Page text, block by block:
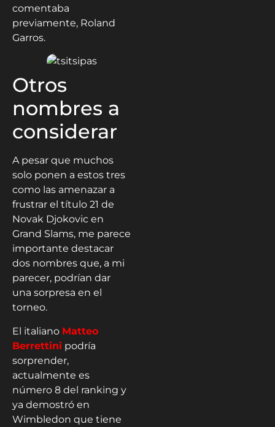
comentaba
previamente, Roland
Garros.
Otros
nombres a
considerar
A pesar que muchos
solo ponen a estos tres
como las amenazar a
frustrar el título 21 de
Novak Djokovic en
Grand Slams, me parece
importante destacar
dos nombres que, a mi
parecer, podrían dar
una sorpresa en el
torneo.
El italiano Matteo
Berrettini podría
sorprender,
actualmente es
número 8 del ranking y
ya demostró en
Wimbledon que tiene